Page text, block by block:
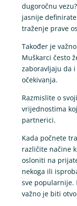
dugoročnu
jasnije
traženje prave
Također je
Muškarci često
zaboravljaju da
očekivanja.
Razmislite o
vrijednostima
partnerici.
Kada počnete
različite načine
osloniti na
nekoga ili
sve popularnije.
važno je biti